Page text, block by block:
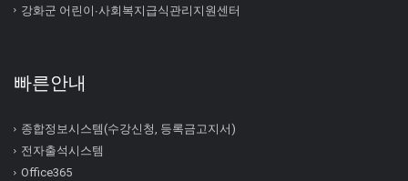
강화군 어린이∙사회복지급식관리지원센터
빠른안내
종합정보시스템(수강신청, 등록금고지서)
전자출석시스템
Office365